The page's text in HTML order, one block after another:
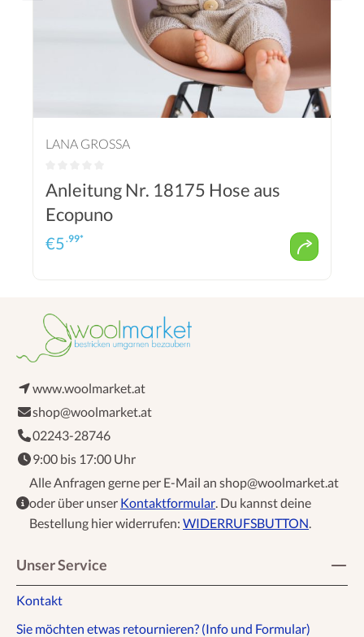
LANA GROSSA
Anleitung Nr. 18175 Hose aus
Ecopuno
€5.99*
www.woolmarket.at
shop@woolmarket.at
02243-28746
9:00 bis 17:00 Uhr
Alle Anfragen gerne per E-Mail an shop@woolmarket.at
oder über unser Kontaktformular . Du kannst deine
Bestellung hier widerrufen: WIDERRUFSBUTTON
Unser Service
Kontakt
Sie möchten etwas retournieren? (Info und Formular)